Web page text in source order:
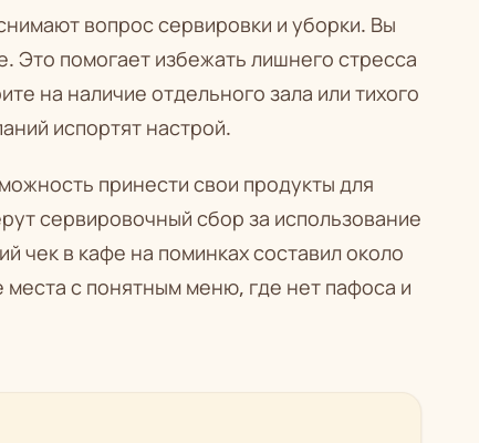
вопрос сервировки и уборки. Вы
Это помогает избежать лишнего стресса
на наличие отдельного зала или тихого
испортят настрой.
принести свои продукты для
сервировочный сбор за использование
чек в кафе на поминках составил около
места с понятным меню, где нет пафоса и